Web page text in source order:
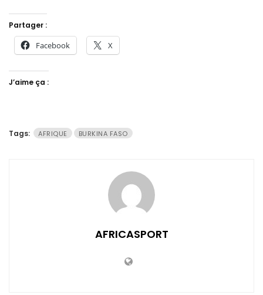
Partager :
Facebook X
J’aime ça :
Tags: AFRIQUE BURKINA FASO
AFRICASPORT